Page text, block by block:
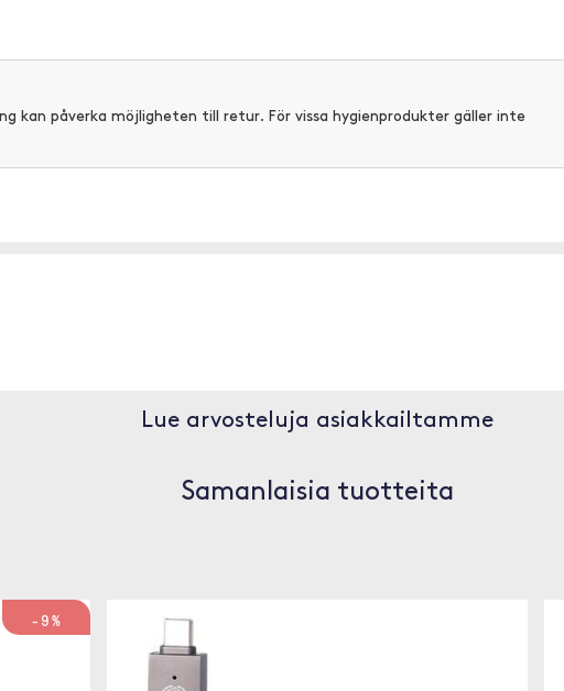
kan påverka möjligheten till retur. För vissa hygienprodukter gäller inte
Lue arvosteluja asiakkailtamme
Samanlaisia tuotteita
-9%